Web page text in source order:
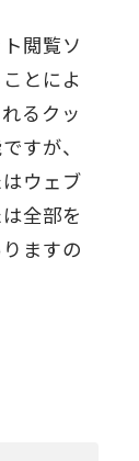
閲覧ソ
とによ
るクッ
すが、
ウェブ
全部を
ますの